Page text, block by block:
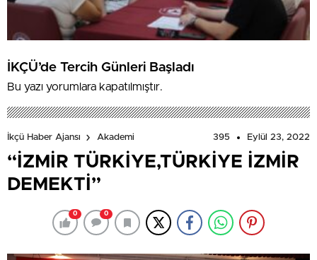
İKÇÜ’de Tercih Günleri Başladı
Bu yazı yorumlara kapatılmıştır.
İkçü Haber Ajansı Akademi 395 Eylül 23, 2022
“İZMİR TÜRKİYE,TÜRKİYE İZMİR
DEMEKTİ”
0 0